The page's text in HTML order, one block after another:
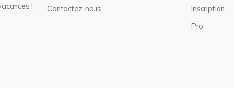
!
Contactez-nous
Inscription
Pro